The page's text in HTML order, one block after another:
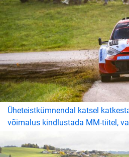
Üheteistkümnendal katsel
võimalus kindlustada MM-tiitel,